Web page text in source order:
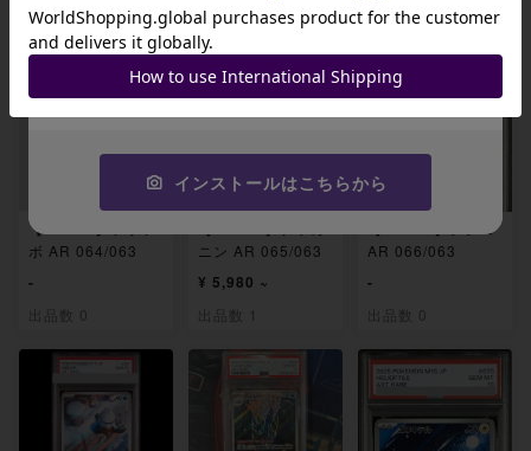
関連製品
【PSA10】ツボツ
ボ AR 064/063
-
出品数 0
ニン AR 065/063
¥ 5,980 ~
出品数 1
【PSA10】シシコ
AR 066/063
-
出品数 0
JA9XS8
コピーする
インストールはこちらから